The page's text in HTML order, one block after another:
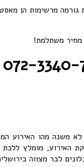
גורמה מרשימות הן
משנה מהו האירוע
מומלץ
לבר מצווה